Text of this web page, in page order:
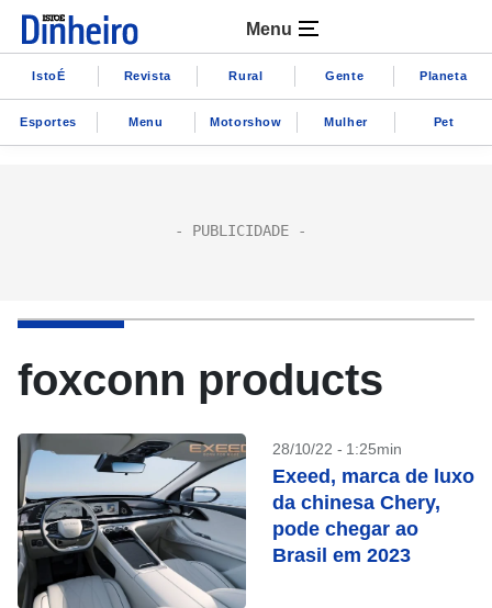
Menu
IstoÉ Revista Rural Gente Planeta
Esportes Menu Motorshow Mulher Pet
foxconn products
28/10/22 - 1:25min
Exeed, marca de luxo
da chinesa Chery,
pode chegar ao
Brasil em 2023